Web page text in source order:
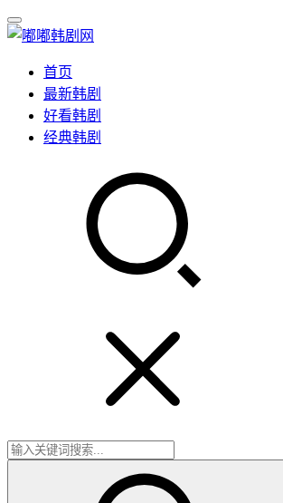
首页
最新韩剧
好看韩剧
经典韩剧